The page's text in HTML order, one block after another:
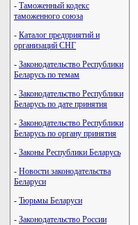
- Таможенный кодекс
таможенного союза
- Каталог предприятий и
организаций СНГ
- Законодательство Республики
Беларусь по темам
- Законодательство Республики
Беларусь по дате принятия
- Законодательство Республики
Беларусь по органу принятия
- Законы Республики Беларусь
- Новости законодательства
Беларуси
- Тюрьмы Беларуси
- Законодательство России